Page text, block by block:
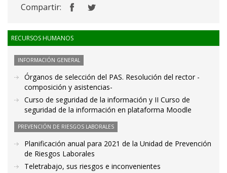
Compartir:
RECURSOS HUMANOS
INFORMACIÓN GENERAL
Órganos de selección del PAS. Resolución del rector -
composición y asistencias-
Curso de seguridad de la información y II Curso de
seguridad de la información en plataforma Moodle
PREVENCIÓN DE RIESGOS LABORALES
Planificación anual para 2021 de la Unidad de Prevención
de Riesgos Laborales
Teletrabajo, sus riesgos e inconvenientes